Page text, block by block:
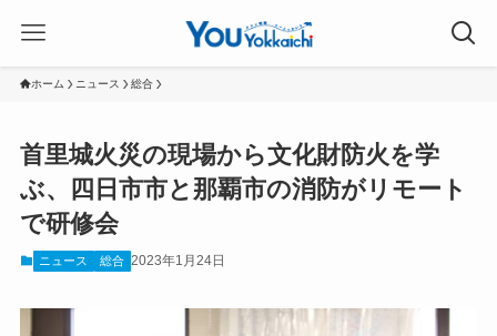
ホーム ニュース 総合
首里城火災の現場から文化財防火を学
ぶ、四日市市と那覇市の消防がリモート
で研修会
ニュース 総合 2023年1月24日